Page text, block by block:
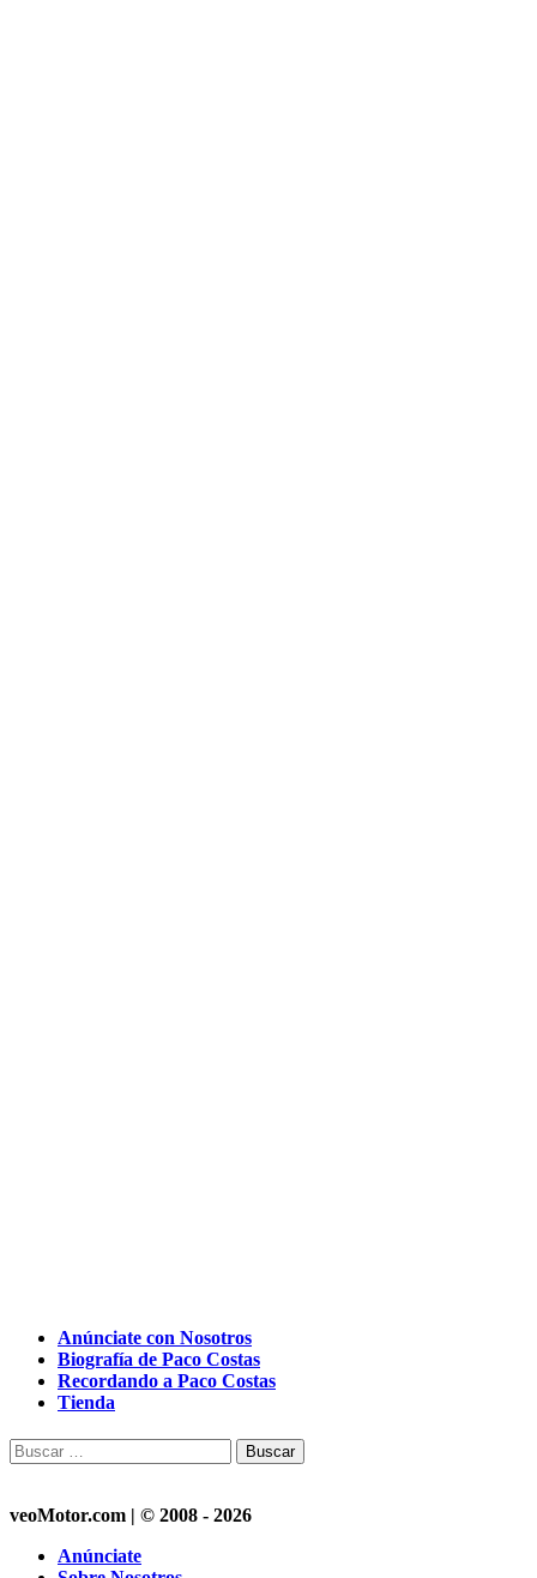
Anúnciate con Nosotros
Biografía de Paco Costas
Recordando a Paco Costas
Tienda
Buscar:
veoMotor.com | © 2008 - 2026
Anúnciate